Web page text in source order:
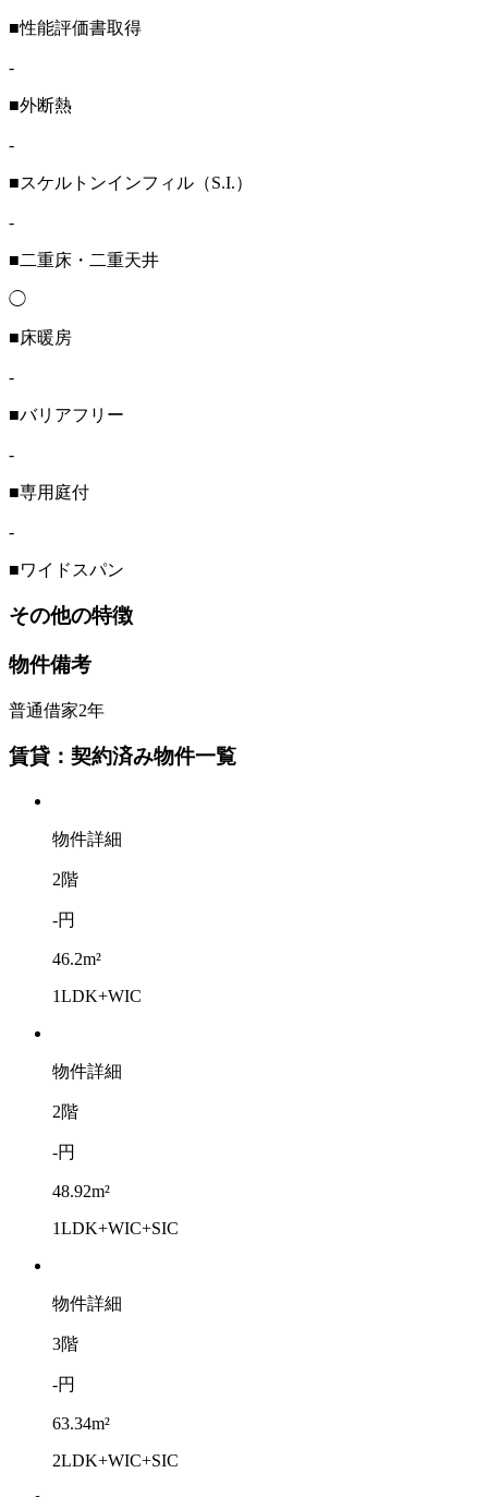
■性能評価書取得
-
■外断熱
-
■スケルトンインフィル（S.I.）
-
■二重床・二重天井
◯
■床暖房
-
■バリアフリー
-
■専用庭付
-
■ワイドスパン
その他の特徴
物件備考
普通借家2年
賃貸：契約済み物件一覧
物件詳細
2階
-円
46.2m²
1LDK+WIC
物件詳細
2階
-円
48.92m²
1LDK+WIC+SIC
物件詳細
3階
-円
63.34m²
2LDK+WIC+SIC